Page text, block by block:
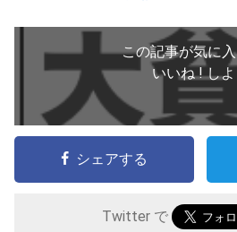
この記事が気に
いいね ! しよ
シェアする
Twitter で